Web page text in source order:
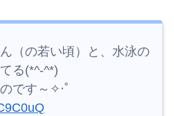
（の若い頃）と、水泳の
る(*^-^*)
です～✧‧˚